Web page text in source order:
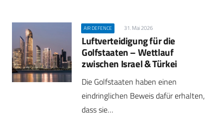
AIR DEFENCE 31. Mai 2026
Luftverteidigung für die
Golfstaaten – Wettlauf
zwischen Israel & Türkei
Die Golfstaaten haben einen
eindringlichen Beweis dafür erhalten,
dass sie…